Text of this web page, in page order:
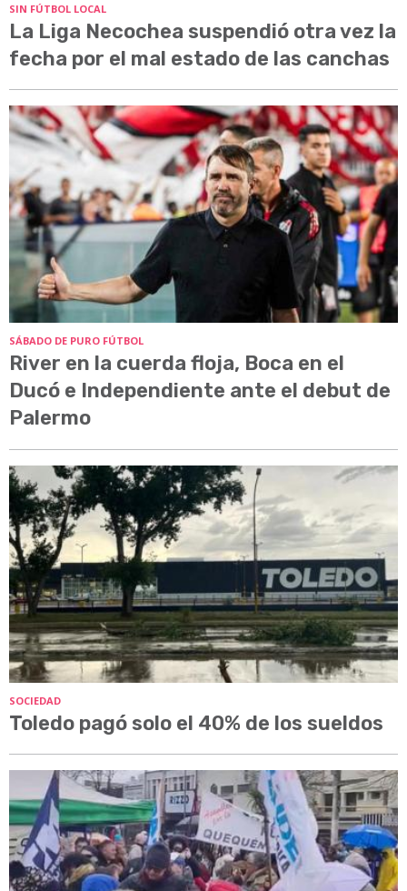
SIN FÚTBOL LOCAL
La Liga Necochea suspendió otra vez la
fecha por el mal estado de las canchas
SÁBADO DE PURO FÚTBOL
River en la cuerda floja, Boca en el
Ducó e Independiente ante el debut de
Palermo
SOCIEDAD
Toledo pagó solo el 40% de los sueldos